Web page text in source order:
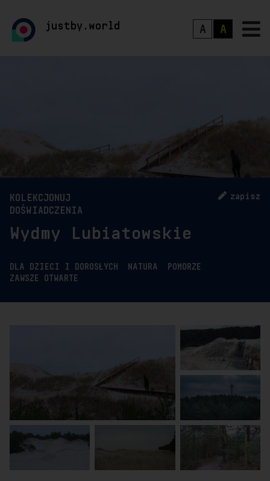
justby.world A A
KOLEKCJONUJ
DOŚWIADCZENIA
zapisz
Wydmy Lubiatowskie
DLA DZIECI I DOROSŁYCH NATURA
POMORZE
ZAWSZE OTWARTE